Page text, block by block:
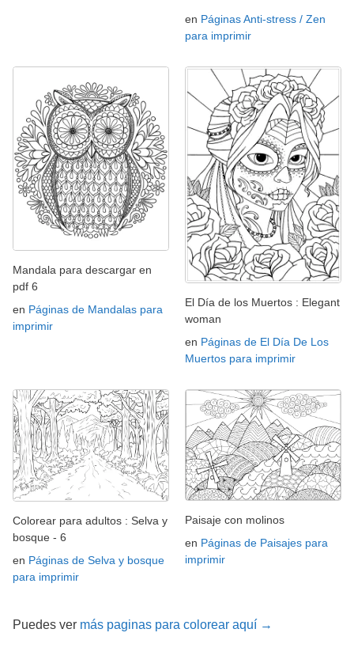
en Páginas Anti-stress / Zen
para imprimir
Mandala para descargar en
pdf 6
en Páginas de Mandalas para
imprimir
El Día de los Muertos : Elegant
woman
en Páginas de El Día De Los
Muertos para imprimir
Colorear para adultos : Selva y
bosque - 6
en Páginas de Selva y bosque
para imprimir
Paisaje con molinos
en Páginas de Paisajes para
imprimir
Puedes ver más paginas para colorear aquí →